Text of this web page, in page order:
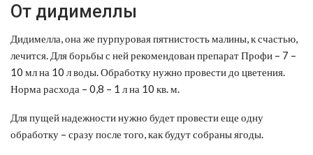
От дидимеллы
Дидимелла, она же пурпуровая пятнистость малины, к счастью,
лечится. Для борьбы с ней рекомендован препарат Профи – 7 –
10 мл на 10 л воды. Обработку нужно провести до цветения.
Норма расхода – 0,8 – 1 л на 10 кв. м.
Для пущей надежности нужно будет провести еще одну
обработку – сразу после того, как будут собраны ягоды.